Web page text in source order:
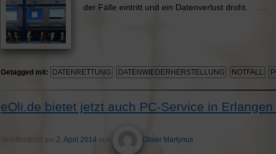
der Fälle eintritt und ein Datenverlust droht.
…
Getagged mit: DATENRETTUNG DATENWIEDERHERSTELLUNG NOTFALL
eOli.de bietet jetzt auch PC-Service in
Veröffentlicht am 2. April 2014 von Oliver Martynus